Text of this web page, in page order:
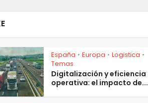
España • Europa • Logistica •
Temas
Digitalización y eficiencia
operativa: el impacto de...